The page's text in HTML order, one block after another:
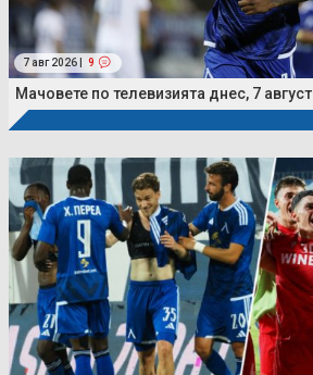
7 авг 2026 | 9
Мачовете по телевизията днес, 7 август